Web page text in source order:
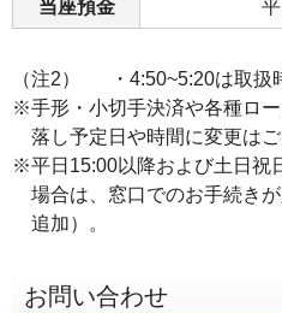
当座預金
（注2）
・4:50~5:20は取扱
※手形・小切手決済や各種ロ
落し予定日や時間に変更はご
※平日15:00以降および土日祝
場合は、窓口でのお手続き
追加）。
お問い合わせ